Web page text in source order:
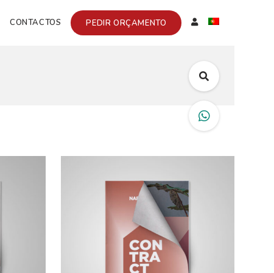
CONTACTOS PEDIR ORÇAMENTO